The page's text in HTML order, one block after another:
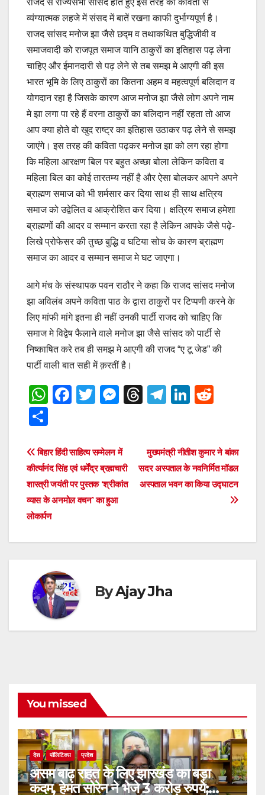
राजद से राज्यसभा सांसद होते हुए इस तरह की कविता से
व्यंग्यात्मक लहजे में संसद में बातें रखना काफी दुर्भाग्यपूर्ण है।
राजद सांसद मनोज झा जैसे छद्म व तथाकथित बुद्धिजीवी व
समाजवादी को राजपूत समाज यानि ठाकुरों का इतिहास पढ़ लेना
चाहिए और ईमानदारी से पढ़ लेने से तब समझ मे आएगी की इस
भारत भूमि के लिए ठाकुरों का कितना अहम व महत्वपूर्ण बलिदान व
योगदान रहा है जिसके कारण आज मनोज झा जैसे लोग अपने नाम
मे झा लगा पा रहे हैं वरना ठाकुरों का बलिदान नहीं रहता तो आज
आप क्या होते वो खुद राष्ट्र का इतिहास उठाकर पढ़ लेने से समझ
जाएंगे। इस तरह की कविता पढ़कर मनोज झा को लग रहा होगा
कि महिला आरक्षण बिल पर बहुत अच्छा बोला लेकिन कविता व
महिला बिल का कोई तारतम्य नहीं है और ऐसा बोलकर आपने अपने
ब्राह्मण समाज को भी शर्मसार कर दिया साथ ही साथ क्षत्रिय
समाज को उद्वेलित व आक्रोशित कर दिया। क्षत्रिय समाज हमेशा
ब्राह्मणों की आदर व सम्मान करता रहा है लेकिन आपके जैसे पढ़े-
लिखे प्रोफेसर की तुच्छ बुद्धि व घटिया सोच के कारण ब्राह्मण
समाज का आदर व सम्मान समाज मे घट जाएगा।
आगे मंच के संस्थापक पवन राठौर ने कहा कि राजद सांसद मनोज
झा अविलंब अपने कविता पाठ के द्वारा ठाकुरों पर टिप्पणी करने के
लिए मांफी मांगे इतना ही नहीं उनकी पार्टी राजद को चाहिए कि
समाज मे विद्वेष फैलाने वाले मनोज झा जैसे सांसद को पार्टी से
निष्काषित करे तब ही समझ मे आएगी की राजद “ए टू जेड” की
पार्टी वाली बात सही में क़रतीं है।
W
s
A
p
p
F
e
b
o
o
T
er
M
e
n
g
T
a
d
s
T
gr
a
m
Li
e
dI
n
di
t
ar
e
Post
navigation
मुख्यमंत्री नीतीश कुमार ने बांका
सदर अस्पताल के नवनिर्मित मॉडल
अस्पताल भवन का किया उद्घाटन
बिहार हिंदी साहित्य सम्मेलन में
कीर्त्यानंद सिंह एवं धर्मेंद्र ब्रह्मचारी
शास्त्री जयंती पर पुस्तक ‘श्रीकांत
व्यास के अनमोल वचन’ का हुआ
लोकार्पण
ByAjay Jha
You missed
देश पॉलिटिक्स प्रदेश
असम बाढ़ राहत के लिए झारखंड का बड़ा
कदम, हेमंत सोरेन ने भेजे 3 करोड़ रुपये;